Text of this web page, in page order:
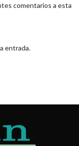
comentarios a esta
entrada.